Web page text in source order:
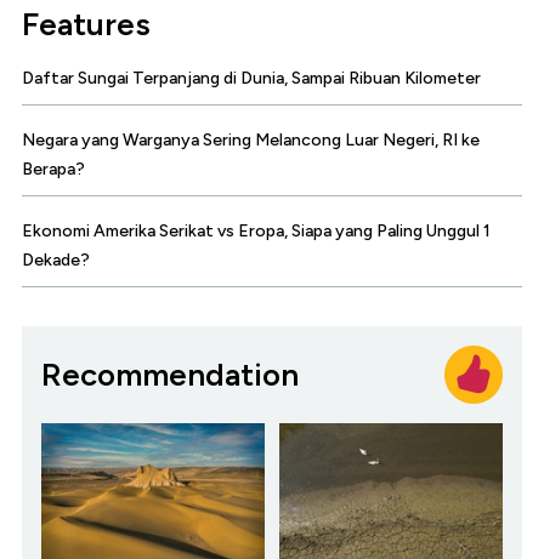
Features
Daftar Sungai Terpanjang di Dunia, Sampai Ribuan Kilometer
Negara yang Warganya Sering Melancong Luar Negeri, RI ke
Berapa?
Ekonomi Amerika Serikat vs Eropa, Siapa yang Paling Unggul 1
Dekade?
Recommendation